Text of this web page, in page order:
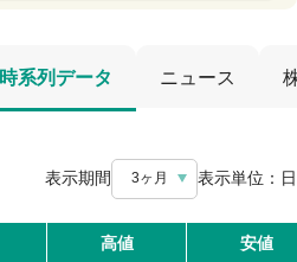
時系列データ ニュース
表示期間 3ヶ月 表示単位： 日
高値 安値